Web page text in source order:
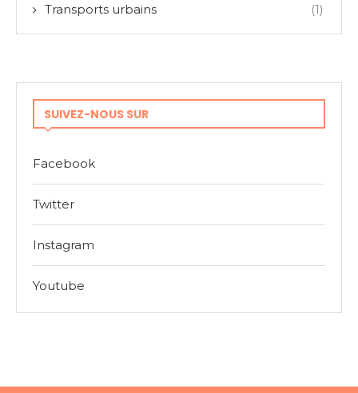
Transports urbains (1)
SUIVEZ-NOUS SUR
Facebook
Twitter
Instagram
Youtube